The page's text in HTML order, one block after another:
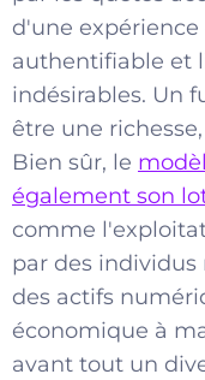
d'une
authentifiable et
indésirables. Un
être une
Bien sûr, le
également son
comme
par des
des actifs
économique à
avant tout un